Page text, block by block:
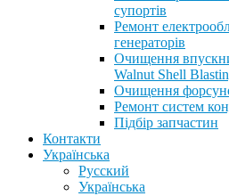
супортів
Ремонт
генераторів
Очищення
Walnut Shell
Очищення
Ремонт систем
Підбір запчастин
Контакти
Українська
Русский
Українська